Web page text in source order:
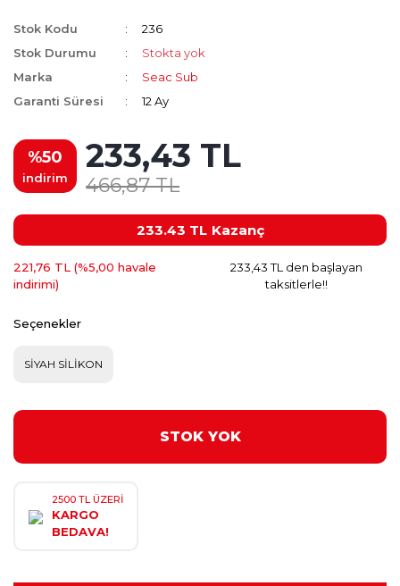
Stok Kodu
236
Stok Durumu
Stokta yok
Marka
Seac Sub
Garanti Süresi
12 Ay
%50
indirim
233,43 TL
466,87 TL
233.43 TL Kazanç
221,76 TL (%5,00 havale
indirimi)
233,43 TL den başlayan
taksitlerle!!
Seçenekler
SİYAH SİLİKON
STOK YOK
2500 TL ÜZERİ
KARGO
BEDAVA!